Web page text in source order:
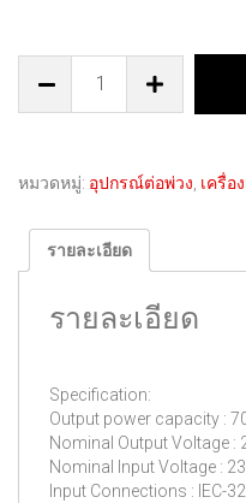
หมวดหมู่: อุปกรณ์ต่อพ่วง เครื่อ
รายละเอียด
รายละเอียด
Specification:
Output power capacity :
Nominal Output Voltage :
Nominal Input Voltage :
Input Connections : IEC-